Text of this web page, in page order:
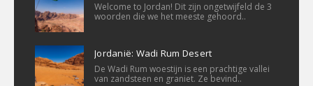
Welcome to Jordan! Dit zijn ongetwijfeld de 3
woorden die we het meeste gehoord..
Jordanië: Wadi Rum Desert
De Wadi Rum woestijn is een prachtige vallei
van zandsteen en graniet. Ze bevind..